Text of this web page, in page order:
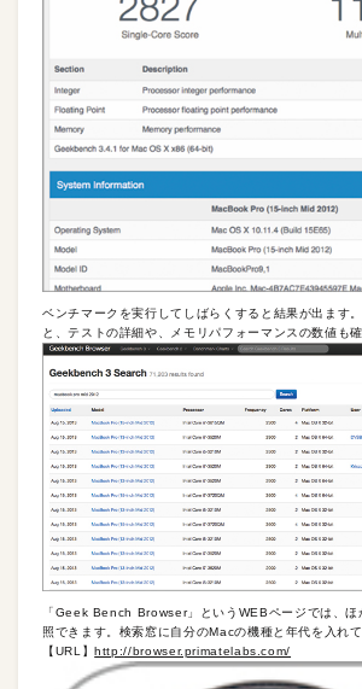
ベンチマークを実行してしばらくすると結果が出ます
と、テストの詳細や、メモリパフォーマンスの数値も確
「Geek Bench Browser」というWEBページでは、ほ
照できます。検索窓に自分のMacの機種と年代を入れ
【URL】http://browser.primatelabs.com/